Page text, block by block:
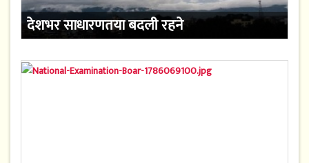
देशभर साधारणतया बदली रहने